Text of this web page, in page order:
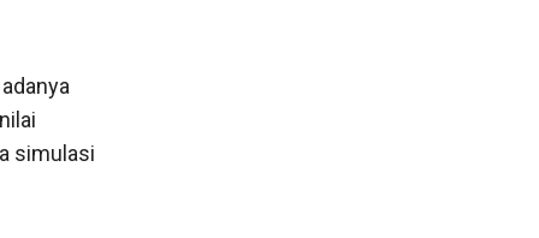
simulasi